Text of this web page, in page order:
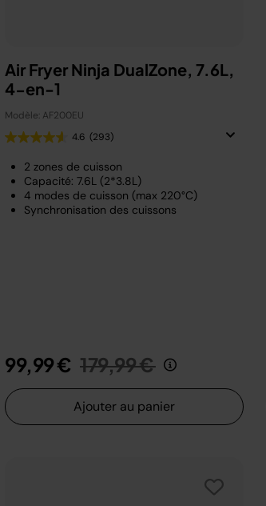
Air Fryer Ninja DualZone, 7.6L,
4-en-1
Modèle: AF200EU
4.6 (293)
2 zones de cuisson
Capacité: 7.6L (2*3.8L)
4 modes de cuisson (max 220°C)
Synchronisation des cuissons
99,99 € Prix réduit de
179,99 €au
Ajouter au panier